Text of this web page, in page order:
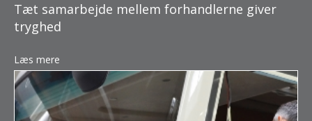
Tæt samarbejde mellem forhandlerne giver
tryghed
Læs mere